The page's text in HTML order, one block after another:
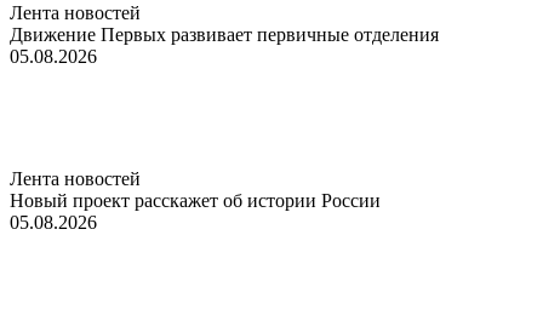
Лента новостей
Движение Первых развивает первичные отделения
05.08.2026
Лента новостей
Новый проект расскажет об истории России
05.08.2026